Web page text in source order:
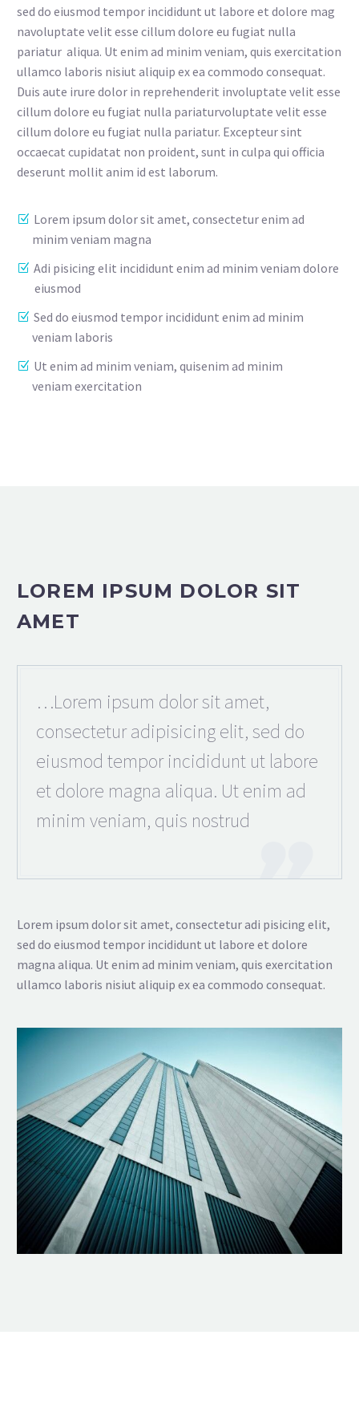
sed do eiusmod tempor incididunt ut labore et dolore mag
navoluptate velit esse cillum dolore eu fugiat nulla
pariatur aliqua. Ut enim ad minim veniam, quis exercitation
ullamco laboris nisiut aliquip ex ea commodo consequat.
Duis aute irure dolor in reprehenderit involuptate velit esse
cillum dolore eu fugiat nulla pariaturvoluptate velit esse
cillum dolore eu fugiat nulla pariatur. Excepteur sint
occaecat cupidatat non proident, sunt in culpa qui officia
deserunt mollit anim id est laborum.
Lorem ipsum dolor sit amet, consectetur enim ad
minim veniam magna
Adi pisicing elit incididunt enim ad minim veniam dolore
eiusmod
Sed do eiusmod tempor incididunt enim ad minim
veniam laboris
Ut enim ad minim veniam, quisenim ad minim
veniam exercitation
LOREM IPSUM DOLOR SIT
AMET
…Lorem ipsum dolor sit amet,
consectetur adipisicing elit, sed do
eiusmod tempor incididunt ut labore
et dolore magna aliqua. Ut enim ad
minim veniam, quis nostrud
Lorem ipsum dolor sit amet, consectetur adi pisicing elit,
sed do eiusmod tempor incididunt ut labore et dolore
magna aliqua. Ut enim ad minim veniam, quis exercitation
ullamco laboris nisiut aliquip ex ea commodo consequat.